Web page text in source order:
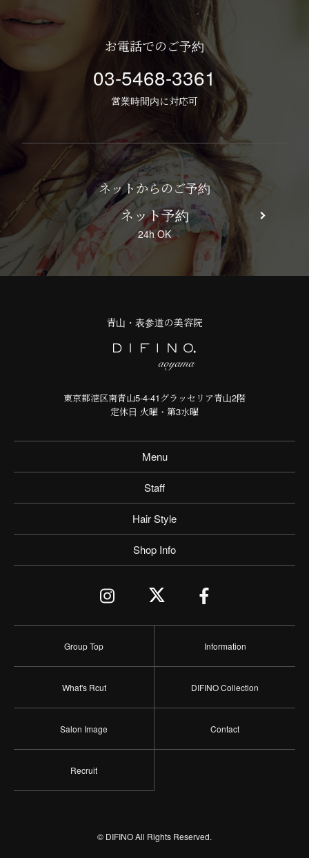
お電話でのご予約
03-5468-3361
営業時間内に対応可
ネットからのご予約
ネット予約
24h OK
青山・表参道の美容院
東京都港区南青山5-4-41グラッセリア青山2階
定休日 火曜・第3水曜
Menu
Staff
Hair Style
Shop Info
Group Top Information
What's Rcut DIFINO Collection
Salon Image Contact
Recruit
© DIFINO All Rights Reserved.